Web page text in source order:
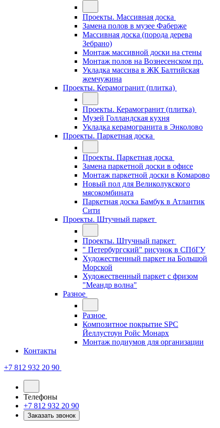
Проекты. Массивная доска
Замена полов в музее Фаберже
Массивная доска (порода дерева
Зебрано)
Монтаж массивной доски на стены
Монтаж полов на Вознесенском пр.
Укладка массива в ЖК Балтийская
жемчужина
Проекты. Керамогранит (плитка)
Проекты. Керамогранит (плитка)
Музей Голландская кухня
Укладка керамогранита в Энколово
Проекты. Паркетная доска
Проекты. Паркетная доска
Замена паркетной доски в офисе
Монтаж паркетной доски в Комарово
Новый пол для Великолукского
мясокомбината
Паркетная доска Бамбук в Атлантик
Сити
Проекты. Штучный паркет
Проекты. Штучный паркет
" Петербургский" рисунок в СПбГУ
Художественный паркет на Большой
Морской
Художественный паркет с фризом
"Меандр волна"
Разное
Разное
Композитное покрытие SPC
Йеллустоун Ройс Монарх
Монтаж подиумов для организации
Контакты
+7 812 932 20 90
Телефоны
+7 812 932 20 90
Заказать звонок